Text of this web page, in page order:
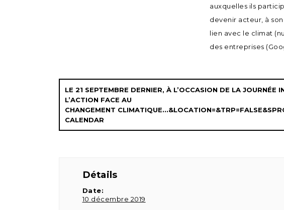
auxquelles ils
devenir acteur, à
lien avec le climat
des entreprises
LE 21 SEPTEMBRE DERNIER, À L’OCCASION DE LA
L’ACTION FACE AU
CHANGEMENT
CALENDAR
Détails
Date:
10 décembre 2019